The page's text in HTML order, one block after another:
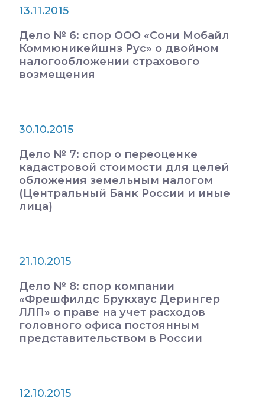
13.11.2015
Дело № 6: спор ООО «Сони Мобайл
Коммюникейшнз Рус» о двойном
налогообложении страхового
возмещения
30.10.2015
Дело № 7: спор о переоценке
кадастровой стоимости для целей
обложения земельным налогом
(Центральный Банк России и иные
лица)
21.10.2015
Дело № 8: спор компании
«Фрешфилдс Брукхаус Дерингер
ЛЛП» о праве на учет расходов
головного офиса постоянным
представительством в России
12.10.2015